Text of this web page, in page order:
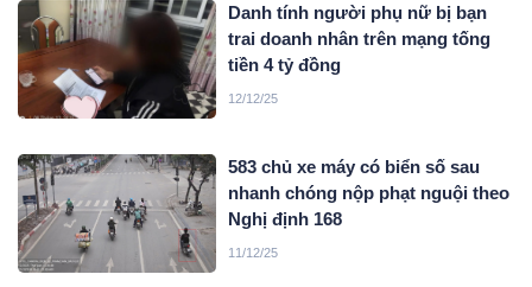
Danh tính người phụ nữ bị bạn
trai doanh nhân trên mạng tống
tiền 4 tỷ đồng
12/12/25
583 chủ xe máy có biển số sau
nhanh chóng nộp phạt nguội theo
Nghị định 168
11/12/25